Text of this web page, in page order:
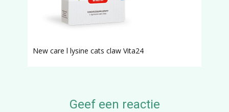
New care l lysine cats claw Vita24
Geef een reactie